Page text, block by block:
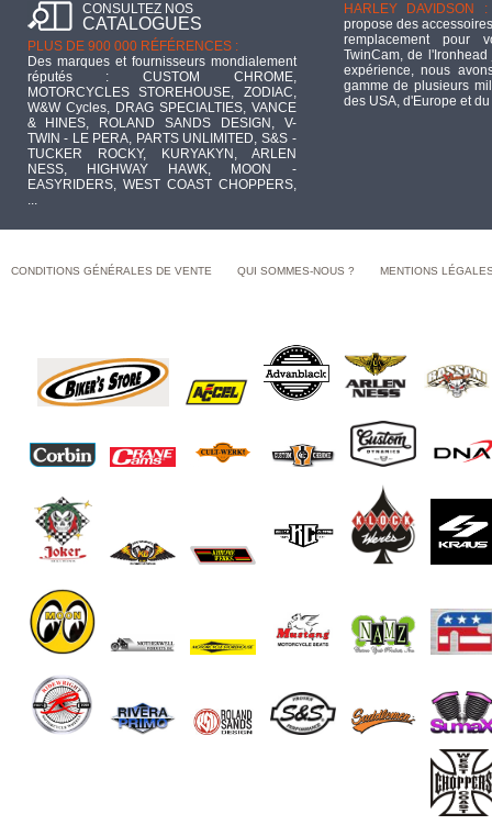
CONSULTEZ NOS
CATALOGUES
PLUS DE 900 000 RÉFÉRENCES :
Des marques et fournisseurs mondialement
réputés : CUSTOM CHROME,
MOTORCYCLES STOREHOUSE, ZODIAC,
W&W Cycles, DRAG SPECIALTIES, VANCE
& HINES, ROLAND SANDS DESIGN, V-
TWIN - LE PERA, PARTS UNLIMITED, S&S -
TUCKER ROCKY, KURYAKYN, ARLEN
NESS, HIGHWAY HAWK, MOON -
EASYRIDERS, WEST COAST CHOPPERS,
...
HARLEY DAVIDSON :
propose des
remplacement pour
TwinCam, de
expérience, nous
gamme de plusieurs
des USA, d'Europe et
CONDITIONS GÉNÉRALES DE VENTE QUI SOMMES-NOUS ? MENTIONS